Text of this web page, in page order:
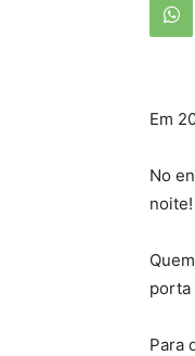
Em
No
noite!
porta
Para